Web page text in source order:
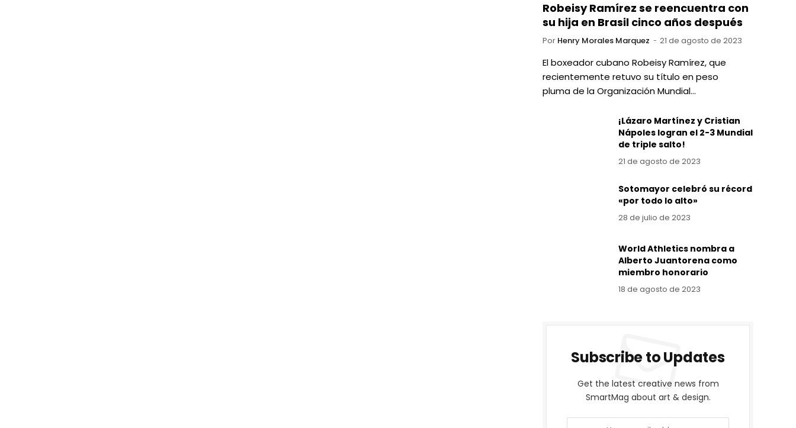
Robeisy Ramírez se reencuentra con
su hija en Brasil cinco años después
Por Henry Morales Marquez 21 de agosto de 2023
El boxeador cubano Robeisy Ramírez, que
recientemente retuvo su título en peso
pluma de la Organización Mundial…
¡Lázaro Martínez y Cristian
Nápoles logran el 2-3 Mundial
de triple salto!
21 de agosto de 2023
Sotomayor celebró su récord
«por todo lo alto»
28 de julio de 2023
World Athletics nombra a
Alberto Juantorena como
miembro honorario
18 de agosto de 2023
Subscribe to Updates
Get the latest creative news from
SmartMag about art & design.